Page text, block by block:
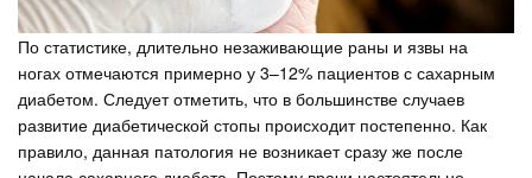
По статистике, длительно незаживающие раны и язвы на
ногах отмечаются примерно у 3–12% пациентов с сахарным
диабетом. Следует отметить, что в большинстве случаев
развитие диабетической стопы происходит постепенно. Как
правило, данная патология не возникает сразу же после